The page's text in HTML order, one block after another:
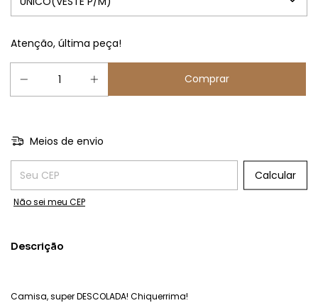
Atenção, última peça!
Meios de envio
Entregas para o CEP:
Calcular
Não sei meu CEP
Descrição
Camisa, super DESCOLADA! Chiquerrima!